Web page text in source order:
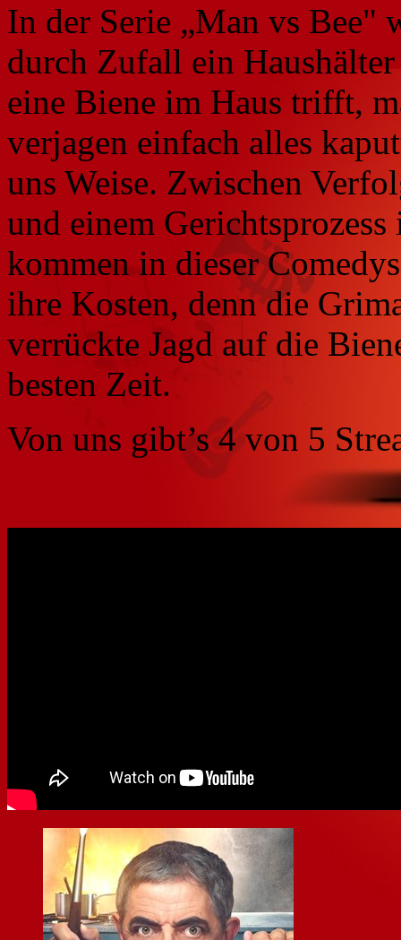
In der Serie „Man vs
durch Zufall ein
eine Biene im Haus trifft,
verjagen einfach alles
uns Weise. Zwischen
und einem
kommen in dieser
ihre Kosten, denn die
verrückte Jagd auf die
besten Zeit.
Von uns gibt’s 4 von 5